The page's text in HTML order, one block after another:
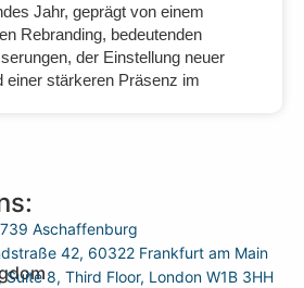
Jahr, geprägt von einem
Rebranding, bedeutenden
der Einstellung neuer
einer stärkeren Präsenz im
Aschaffenburg
42, 60322 Frankfurt am Main
8, Third Floor, London W1B 3HH